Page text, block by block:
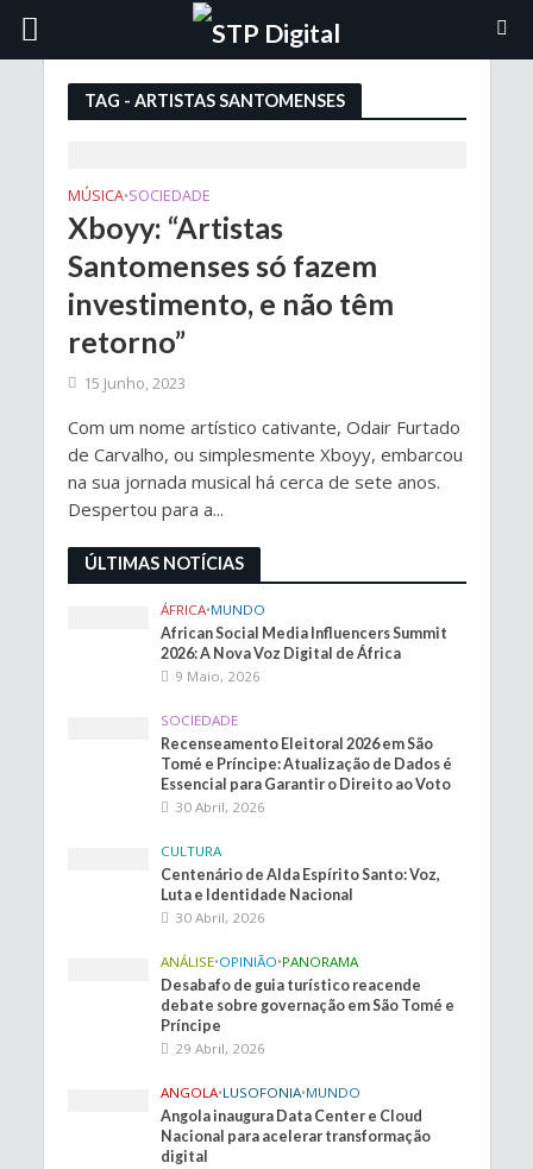
TAG - ARTISTAS SANTOMENSES
MÚSICA•SOCIEDADE
Xboyy: “Artistas
Santomenses só fazem
investimento, e não têm
retorno”
15 Junho, 2023
Com um nome artístico cativante, Odair Furtado
de Carvalho, ou simplesmente Xboyy, embarcou
na sua jornada musical há cerca de sete anos.
Despertou para a...
ÚLTIMAS NOTÍCIAS
ÁFRICA•MUNDO
African Social Media Influencers Summit
2026: A Nova Voz Digital de África
9 Maio, 2026
SOCIEDADE
Recenseamento Eleitoral 2026 em São
Tomé e Príncipe: Atualização de Dados é
Essencial para Garantir o Direito ao Voto
30 Abril, 2026
CULTURA
Centenário de Alda Espírito Santo: Voz,
Luta e Identidade Nacional
30 Abril, 2026
ANÁLISE•OPINIÃO•PANORAMA
Desabafo de guia turístico reacende
debate sobre governação em São Tomé e
Príncipe
29 Abril, 2026
ANGOLA•LUSOFONIA•MUNDO
Angola inaugura Data Center e Cloud
Nacional para acelerar transformação
digital